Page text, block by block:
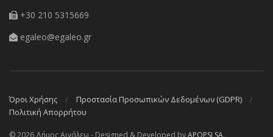
+30 210 5315669
egaleo@egaleo.gr
Όροι Χρήσης
Προστασία Προσωπικών Δεδομένων (GDPR)
Πολιτική Απορρήτου
© 2026 Δήμος Αιγάλεω - Designed & Developed byAPOPSI SA.